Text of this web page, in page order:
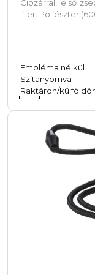
Cipzárral, első
liter. Poliészter
Embléma nélkül
Szitanyomva
Raktáron/